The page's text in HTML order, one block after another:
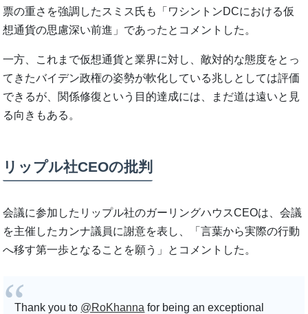
票の重さを強調したスミス氏も「ワシントンDCにおける仮
想通貨の思慮深い前進」であったとコメントした。
一方、これまで仮想通貨と業界に対し、敵対的な態度をとっ
てきたバイデン政権の姿勢が軟化している兆しとしては評価
できるが、関係修復という目的達成には、まだ道は遠いと見
る向きもある。
リップル社CEOの批判
会議に参加したリップル社のガーリングハウスCEOは、会議
を主催したカンナ議員に謝意を表し、「言葉から実際の行動
へ移す第一歩となることを願う」とコメントした。
Thank you to @RoKhanna for being an exceptional